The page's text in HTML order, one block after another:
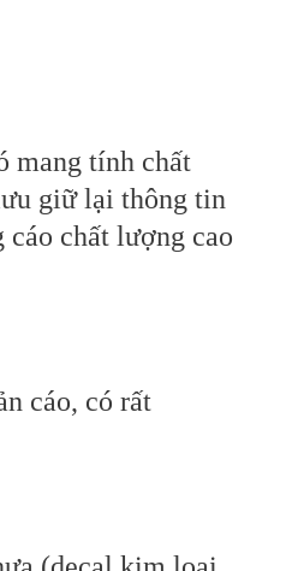
mang tính chất
giữ lại thông tin
cáo chất lượng cao
cáo, có rất